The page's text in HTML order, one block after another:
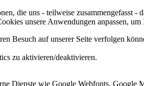
die uns - teilweise zusammengefasst
unsere Anwendungen anpassen,
Besuch auf unserer Seite verfolgen
zu aktivieren/deaktivieren.
Dienste wie Google Webfonts, Google